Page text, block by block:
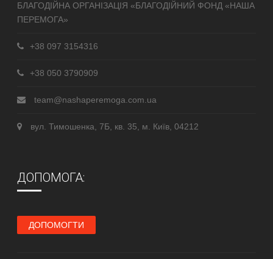
БЛАГОДІЙНА ОРГАНІЗАЦІЯ «БЛАГОДІЙНИЙ ФОНД «НАША
ПЕРЕМОГА»
+38 097 3154316
+38 050 3790909
team@nashaperemoga.com.ua
вул. Тимошенка, 7Б, кв. 35, м. Київ, 04212
ДОПОМОГА:
ДОПОМОГТИ